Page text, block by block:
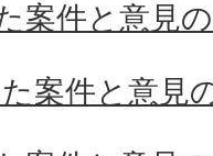
案件と意見
案件と意見